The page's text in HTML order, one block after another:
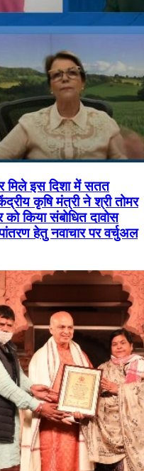
मिले इस दिशा में सतत
कृषि मंत्री ने श्री तोमर
किया संबोधित दावोस
हेतु नवाचार पर वर्चुअल